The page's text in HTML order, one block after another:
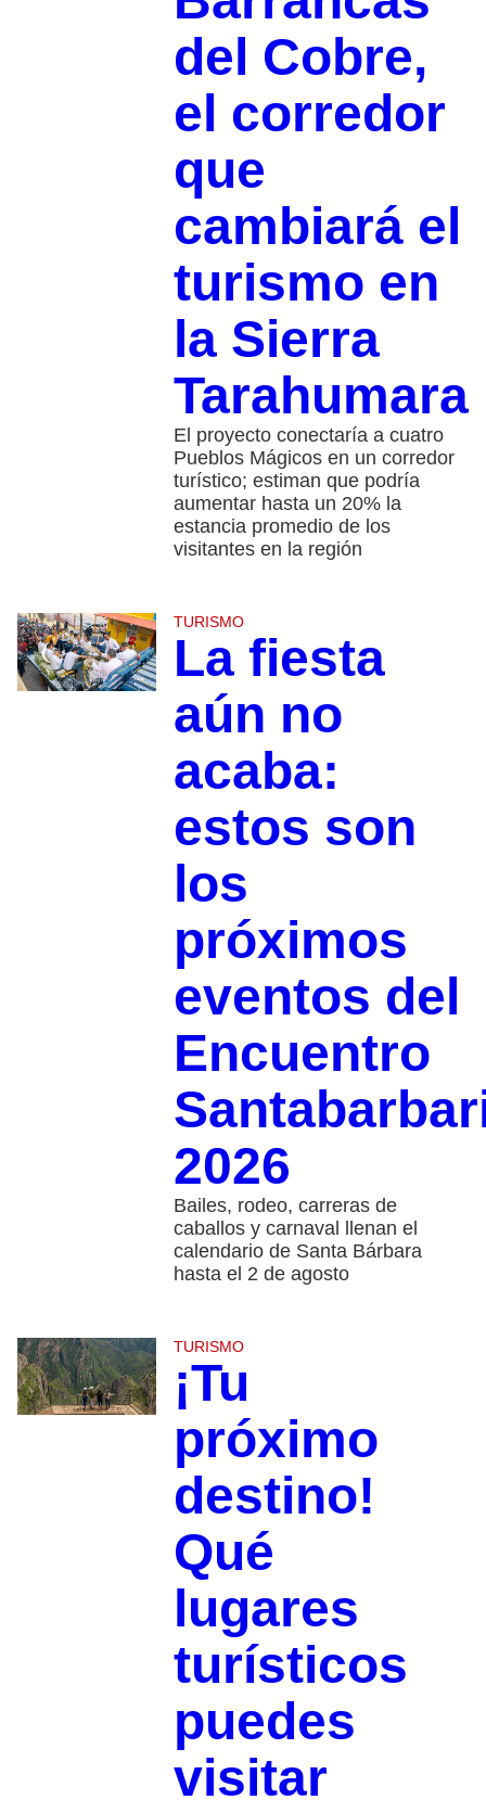
del Cobre,
el corredor
que
cambiará el
turismo en
la Sierra
Tarahumara
El proyecto conectaría a cuatro
Pueblos Mágicos en un corredor
turístico; estiman que podría
aumentar hasta un 20% la
estancia promedio de los
visitantes en la región
TURISMO
La fiesta
aún no
acaba:
estos son
los
próximos
eventos del
Encuentro
2026
Bailes, rodeo, carreras de
caballos y carnaval llenan el
calendario de Santa Bárbara
hasta el 2 de agosto
TURISMO
¡Tu
próximo
destino!
Qué
lugares
turísticos
puedes
visitar